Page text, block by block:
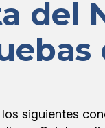
del
siguientes